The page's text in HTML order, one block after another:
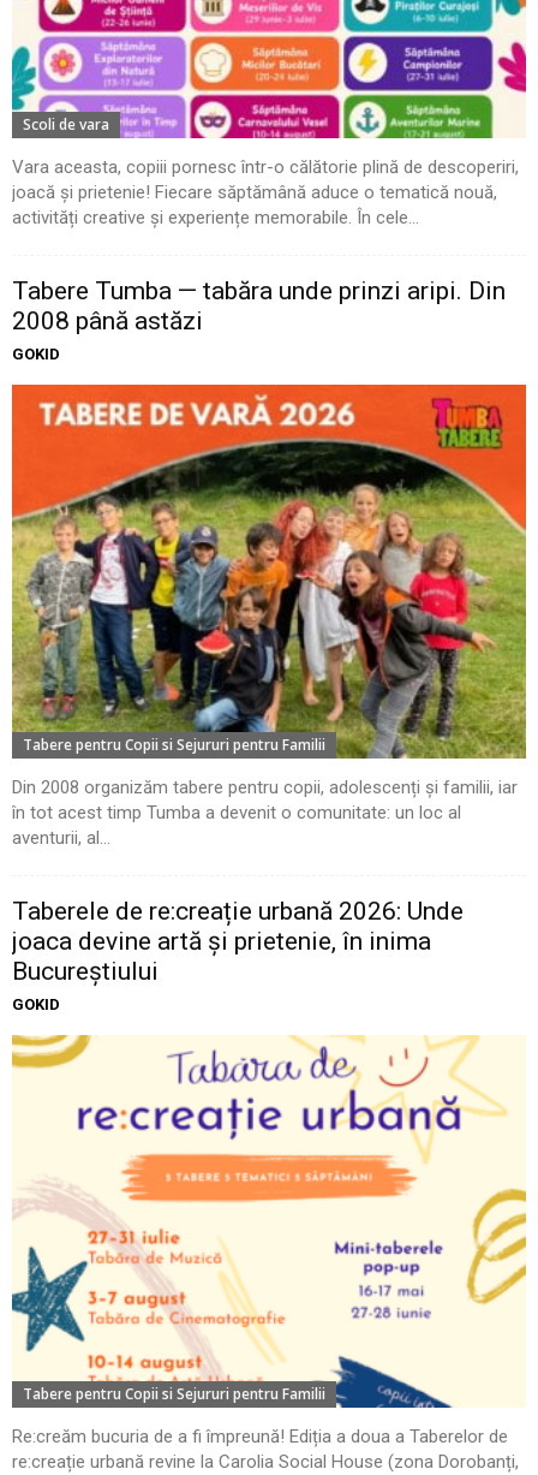
Scoli de vara
Vara aceasta, copiii pornesc într-o călătorie plină de descoperiri,
joacă și prietenie! Fiecare săptămână aduce o tematică nouă,
activități creative și experiențe memorabile. În cele...
Tabere Tumba — tabăra unde prinzi aripi. Din
2008 până astăzi
GOKID
Tabere pentru Copii si Sejururi pentru Familii
Din 2008 organizăm tabere pentru copii, adolescenți și familii, iar
în tot acest timp Tumba a devenit o comunitate: un loc al
aventurii, al...
Taberele de re:creație urbană 2026: Unde
joaca devine artă și prietenie, în inima
Bucureștiului
GOKID
Tabere pentru Copii si Sejururi pentru Familii
Re:creăm bucuria de a fi împreună! Ediția a doua a Taberelor de
re:creație urbană revine la Carolia Social House (zona Dorobanți,